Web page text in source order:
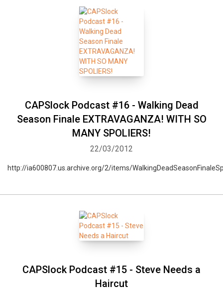
CAPSlock Podcast #16 - Walking Dead
Season Finale EXTRAVAGANZA! WITH SO
MANY SPOLIERS!
22/03/2012
http://ia600807.us.archive.org/2/items/
CAPSlock Podcast #15 - Steve Needs a
Haircut